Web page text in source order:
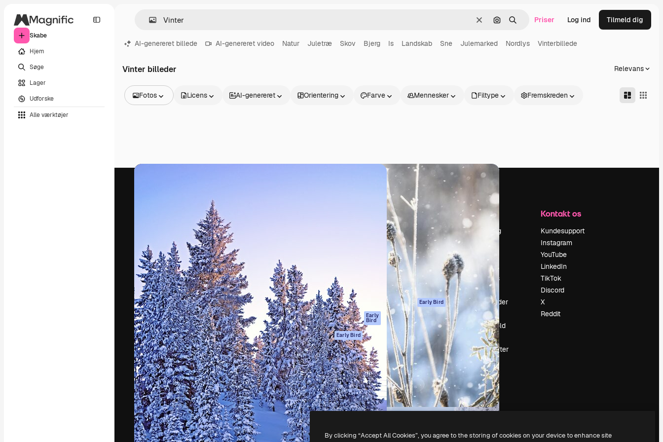
Skabe
Hjem
Søge
Lager
Udforske
Alle værktøjer
Klar Søg efter billede
Søge Priser Log ind Tilmeld dig
AI-genereret billede AI-genereret video Natur Juletræ Skov Bjerg Is Landskab Sne Julemarked Nordlys Vinterbillede
Vinter billeder Relevans
Fotos
Videoer
Licens AI-genereret Orientering Farve Mennesker Filtype Fremskreden
Den kreative platform til at skabe dit bedste
arbejde. Over 1 million abonnenter – fra
kreative og virksomheder til bureauer og
studier.
Dansk
stemmegenerator
Stockindhold
MCP til
Claude/ChatGPT
Early
Bird
Agenter Early Bird
API
Mobilapp
Alle Magnific
værktøjer
Kom godt i
gang
Academy
Dokumentation
Support
Vilkår for brug
Privatlivspolitik
Originaler
Early Bird
Cookies politik
Tillidscenter
Partnere
Virksomhed
Firma
Prissætning
Karriere
Søgetrends
Blog
Begivenheder
Slidesgo
Sælg indhold
Presserum
Leder du efter
magnific.ai
Kontakt os
Kundesupport
Instagram
YouTube
LinkedIn
TikTok
Discord
X
Reddit
Copyright © 2010-2026Freepik Company S.L.U.Alle rettigheder forbeholdes.
By clicking “Accept All Cookies”, you agree to the storing of cookies on your device to enhance site